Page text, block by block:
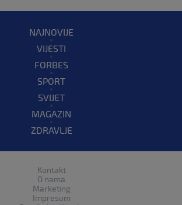
NAJNOVIJE
VIJESTI
FORBES
SPORT
SVIJET
MAGAZIN
ZDRAVLJE
Kontakt
O nama
Marketing
Impresum